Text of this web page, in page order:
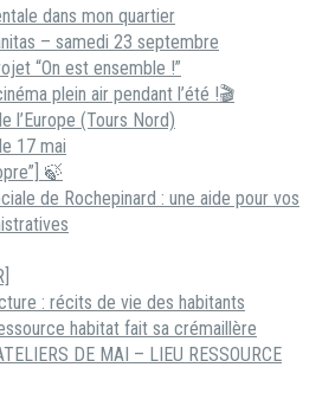
dans mon quartier
– samedi 23 septembre
“On est ensemble !”
plein air pendant l’été !🎬
l’Europe (Tours Nord)
17 mai
🍃
de Rochepinard : une aide pour vos
: récits de vie des habitants
habitat fait sa crémaillère
DE MAI – LIEU RESSOURCE